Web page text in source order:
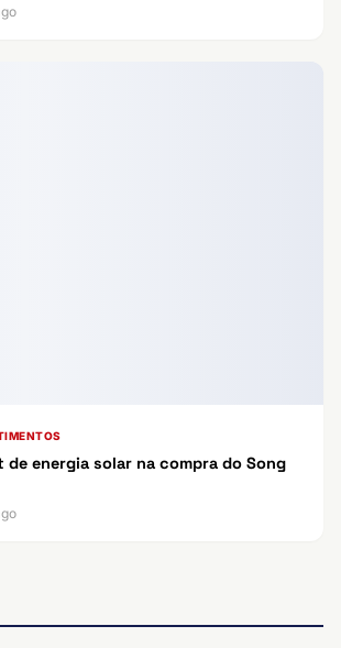
de energia solar na compra do Song